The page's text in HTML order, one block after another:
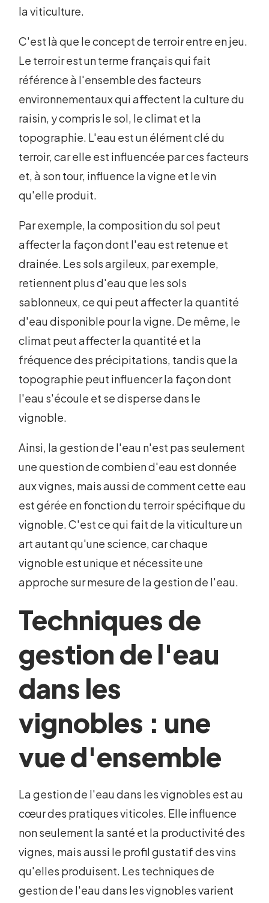
la viticulture.
C'est là que le concept de terroir entre en jeu.
Le terroir est un terme français qui fait
référence à l'ensemble des facteurs
environnementaux qui affectent la culture du
raisin, y compris le sol, le climat et la
topographie. L'eau est un élément clé du
terroir, car elle est influencée par ces facteurs
et, à son tour, influence la vigne et le vin
qu'elle produit.
Par exemple, la composition du sol peut
affecter la façon dont l'eau est retenue et
drainée. Les sols argileux, par exemple,
retiennent plus d'eau que les sols
sablonneux, ce qui peut affecter la quantité
d'eau disponible pour la vigne. De même, le
climat peut affecter la quantité et la
fréquence des précipitations, tandis que la
topographie peut influencer la façon dont
l'eau s'écoule et se disperse dans le
vignoble.
Ainsi, la gestion de l'eau n'est pas seulement
une question de combien d'eau est donnée
aux vignes, mais aussi de comment cette eau
est gérée en fonction du terroir spécifique du
vignoble. C'est ce qui fait de la viticulture un
art autant qu'une science, car chaque
vignoble est unique et nécessite une
approche sur mesure de la gestion de l'eau.
Techniques de
gestion de l'eau
dans les
vignobles : une
vue d'ensemble
La gestion de l'eau dans les vignobles est au
cœur des pratiques viticoles. Elle influence
non seulement la santé et la productivité des
vignes, mais aussi le profil gustatif des vins
qu'elles produisent. Les techniques de
gestion de l'eau dans les vignobles varient